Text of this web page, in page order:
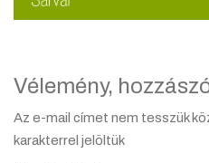
Vélemény,
Az e-mail címet nem tesszük
karakterrel jelöltük